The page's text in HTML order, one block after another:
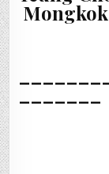
_______